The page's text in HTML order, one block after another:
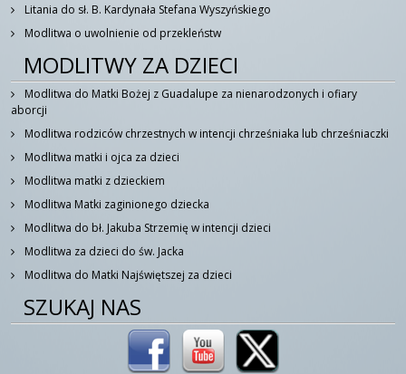
Litania do sł. B. Kardynała Stefana Wyszyńskiego
Modlitwa o uwolnienie od przekleństw
MODLITWY ZA DZIECI
Modlitwa do Matki Bożej z Guadalupe za nienarodzonych i ofiary
aborcji
Modlitwa rodziców chrzestnych w intencji chrześniaka lub chrześniaczki
Modlitwa matki i ojca za dzieci
Modlitwa matki z dzieckiem
Modlitwa Matki zaginionego dziecka
Modlitwa do bł. Jakuba Strzemię w intencji dzieci
Modlitwa za dzieci do św. Jacka
Modlitwa do Matki Najświętszej za dzieci
SZUKAJ NAS